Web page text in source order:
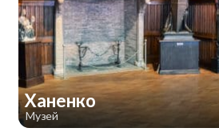
Ханенко
Музей